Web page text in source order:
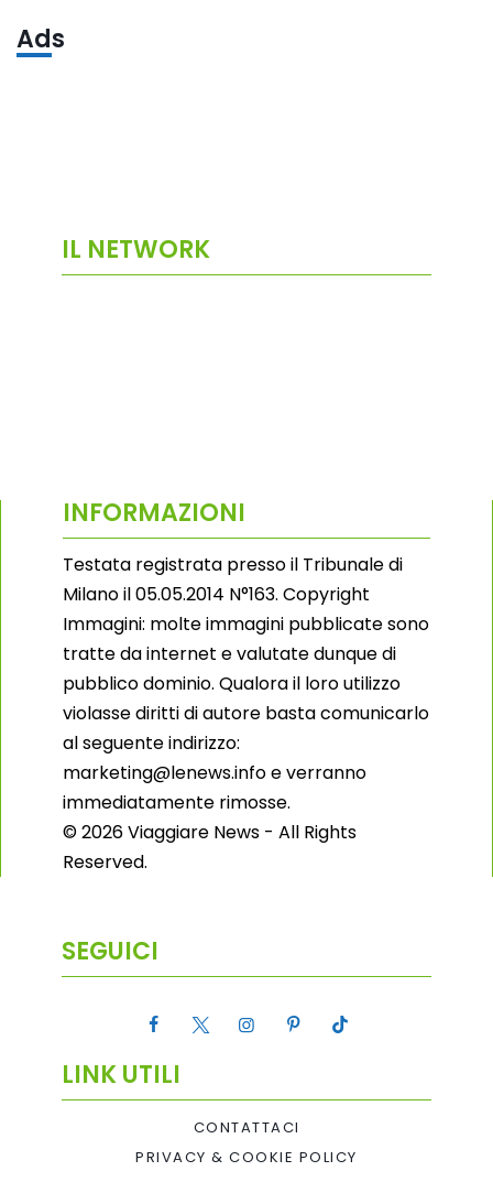
Ads
IL NETWORK
INFORMAZIONI
Testata registrata presso il Tribunale di
Milano il 05.05.2014 N°163. Copyright
Immagini: molte immagini pubblicate sono
tratte da internet e valutate dunque di
pubblico dominio. Qualora il loro utilizzo
violasse diritti di autore basta comunicarlo
al seguente indirizzo:
marketing@lenews.info e verranno
immediatamente rimosse.
© 2026 Viaggiare News - All Rights
Reserved.
SEGUICI
LINK UTILI
CONTATTACI
PRIVACY & COOKIE POLICY